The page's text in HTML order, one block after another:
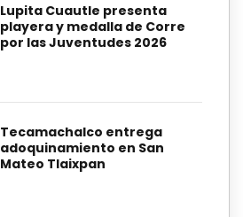
Lupita Cuautle presenta
playera y medalla de Corre
por las Juventudes 2026
Tecamachalco entrega
adoquinamiento en San
Mateo Tlaixpan